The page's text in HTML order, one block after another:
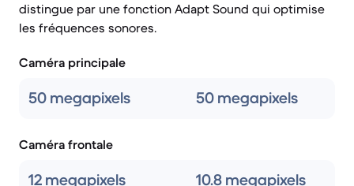
distingue par une fonction Adapt Sound qui optimise
les fréquences sonores.
Caméra principale
50 megapixels 50 megapixels
Caméra frontale
12 megapixels 10.8 megapixels